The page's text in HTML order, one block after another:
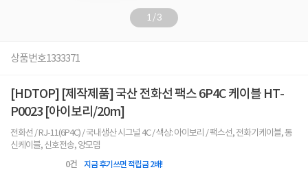
1/3
상품번호1333371
[HDTOP] [제작제품] 국산 전화선 팩스 6P4C 케이블 HT-
P0023 [아이보리/20m]
전화선 / RJ-11(6P4C) / 국내생산 시그널 4C / 색상: 아이보리 / 팩스선, 전화기케이블, 통
신케이블, 신호전송, 양모뎀
0건 지금 후기쓰면 적립금 2배!